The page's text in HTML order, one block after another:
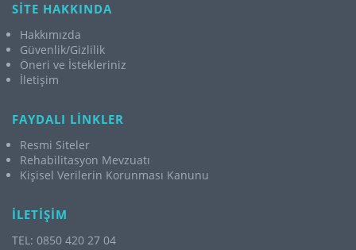
SİTE HAKKINDA
Hakkımızda
Güvenlik/Gizlilik
Öneri ve İstekleriniz
İletişim
FAYDALI LİNKLER
Resmi Siteler
Rehabilitasyon Mevzuatı
Kişisel Verilerin Korunması Kanunu
İLETİŞİM
TEL: 0850 420 27 04